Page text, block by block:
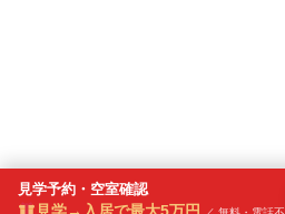
見学予約・空室確認